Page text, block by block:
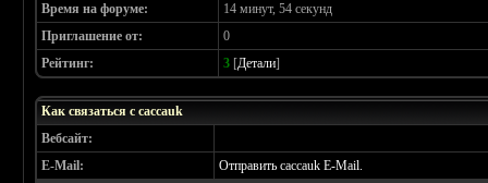
Время на форуме:
14 минут, 54 секунд
Приглашение от:
0
Рейтинг:
3 [Детали]
Как связаться с caccauk
Вебсайт:
E-Mail:
Отправить caccauk E-Mail.